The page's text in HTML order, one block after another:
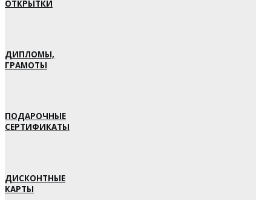
ОТКРЫТКИ
ДИПЛОМЫ,
ГРАМОТЫ
ПОДАРОЧНЫЕ
СЕРТИФИКАТЫ
ДИСКОНТНЫЕ
КАРТЫ